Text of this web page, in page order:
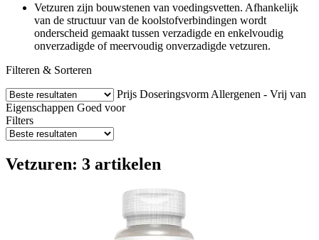
Vetzuren zijn bouwstenen van voedingsvetten. Afhankelijk
van de structuur van de koolstofverbindingen wordt
onderscheid gemaakt tussen verzadigde en enkelvoudig
onverzadigde of meervoudig onverzadigde vetzuren.
Filteren & Sorteren
Prijs Doseringsvorm Allergenen - Vrij van
Eigenschappen Goed voor
Filters
Vetzuren: 3 artikelen